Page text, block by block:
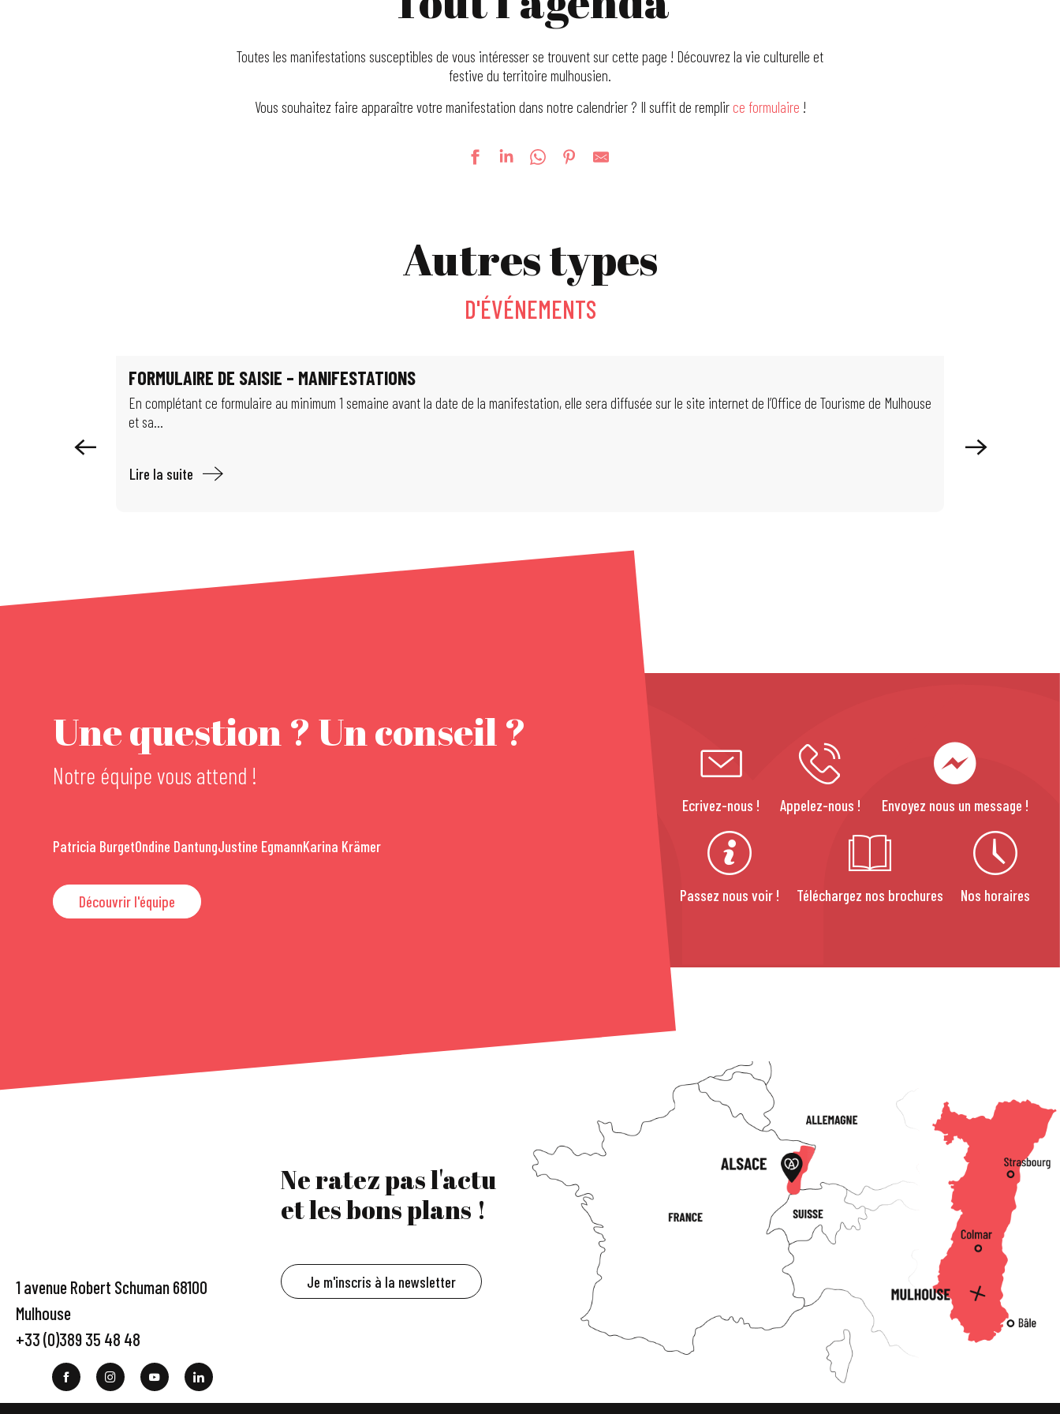
Toutes les manifestations susceptibles de vous intéresser se trouvent sur cette page ! Découvrez la vie culturelle et
festive du territoire mulhousien.
Vous souhaitez faire apparaître votre manifestation dans notre calendrier ? Il suffit de remplir ce formulaire !
Exposition : Les puits disparus
Exposition : Limits of Control
Autres types
D'ÉVÉNEMENTS
FORMULAIRE DE SAISIE – MANIFESTATIONS
En complétant ce formulaire au minimum 1 semaine avant la date de la manifestation, elle sera diffusée sur le site internet de l’Office de Tourisme de Mulhouse
et sa...
Lire la suite
Une question ? Un conseil ?
Notre équipe vous attend !
Patricia BurgetOndine DantungJustine EgmannKarina Krämer
Découvrir l'équipe
Ecrivez-nous ! Appelez-nous ! Envoyez nous un message !
Passez nous voir ! Téléchargez nos brochures Nos horaires
1 avenue Robert Schuman 68100
Mulhouse
+33 (0)389 35 48 48
Ne ratez pas l'actu
et les bons plans !
Je m'inscris à la newsletter